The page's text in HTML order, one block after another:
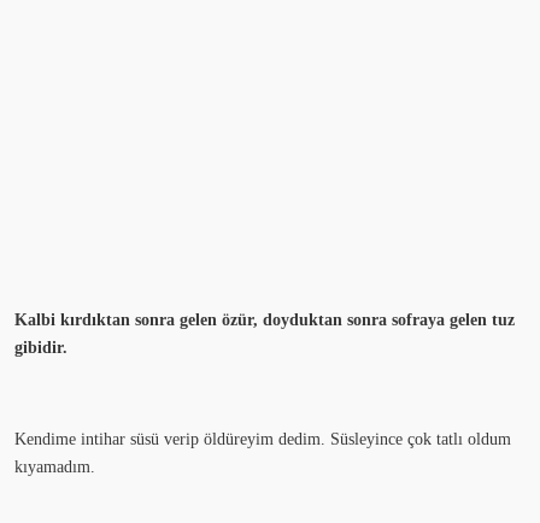
Kalbi kırdıktan sonra gelen özür, doyduktan sonra sofraya gelen tuz
gibidir.
Kendime intihar süsü verip öldüreyim dedim. Süsleyince çok tatlı oldum
kıyamadım.